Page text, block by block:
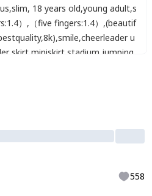
,slim, 18 years old,young adult,s
） , （five fingers:1.4） ,(beautif
,smile,cheerleader u
skirt miniskirt stadium jumping
558